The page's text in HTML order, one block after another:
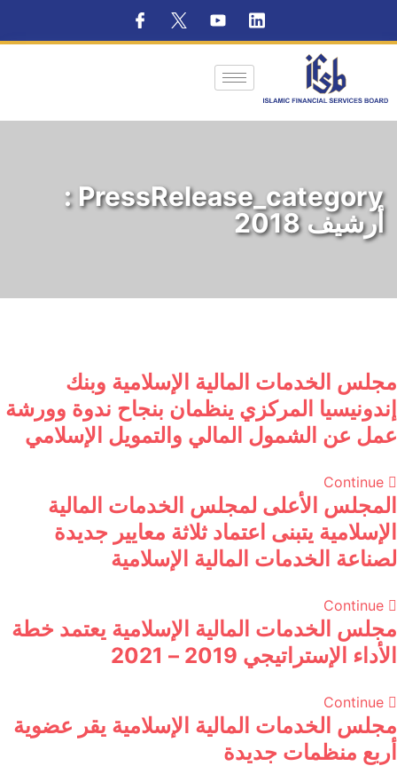
PressRelease_category :
أرشيف 2018
مجلس الخدمات المالية الإسلامية وبنك
إندونيسيا المركزي ينظمان بنجاح ندوة وورشة
عمل عن الشمول المالي والتمويل الإسلامي
Continue
المجلس الأعلى لمجلس الخدمات المالية
الإسلامية يتبنى اعتماد ثلاثة معايير جديدة
لصناعة الخدمات المالية الإسلامية
Continue
مجلس الخدمات المالية الإسلامية يعتمد خطة
الأداء الإستراتيجي 2019 – 2021
Continue
مجلس الخدمات المالية الإسلامية يقر عضوية
أربع منظمات جديدة